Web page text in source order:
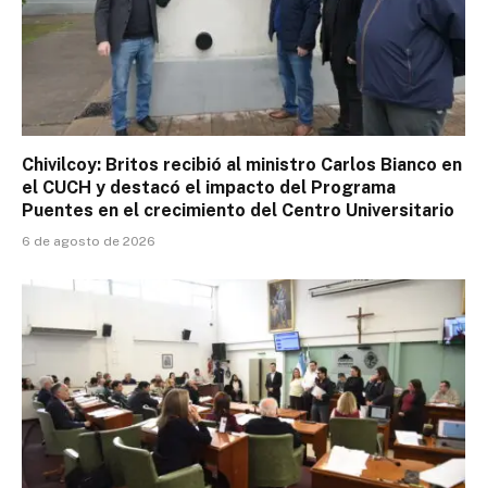
Chivilcoy: Britos recibió al ministro Carlos Bianco en
el CUCH y destacó el impacto del Programa
Puentes en el crecimiento del Centro Universitario
6 de agosto de 2026